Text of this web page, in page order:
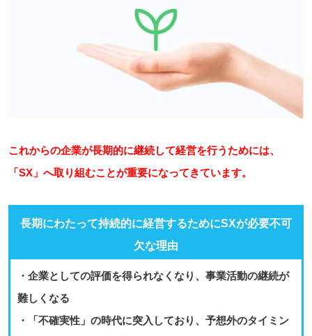
これからの企業が長期的に継続して経営を行うためには、
「SX」へ取り組むことが重要になってきています。
長期にわたって持続的に経営するためにSXが必要不可
欠な理由
・企業としての評価を得られなくなり、事業活動の継続が
難しくなる
・「不確実性」の時代に突入しており、予想外のタイミン